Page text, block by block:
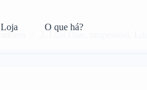
Loja O que há?
J. Luis Dias, unipessoal, Lda.